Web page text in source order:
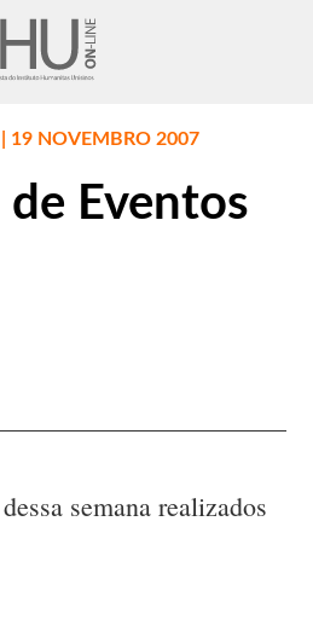
19 NOVEMBRO 2007
Eventos
semana realizados